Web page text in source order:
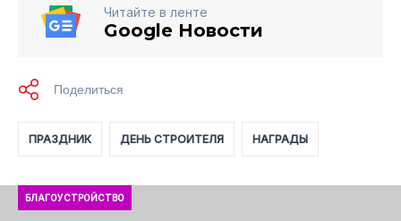
Читайте в ленте
Google Новости
ПРАЗДНИК ДЕНЬ СТРОИТЕЛЯ НАГРАДЫ
БЛАГОУСТРОЙСТВО